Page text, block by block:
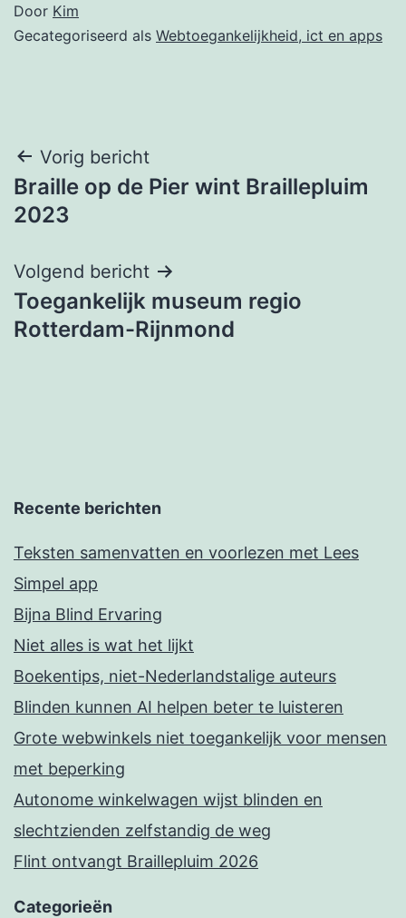
Door Kim
Gecategoriseerd als Webtoegankelijkheid, ict en apps
Bericht
navigatie
Vorig bericht
Braille op de Pier wint Braillepluim
2023
Volgend bericht
Toegankelijk museum regio
Rotterdam-Rijnmond
Recente berichten
Teksten samenvatten en voorlezen met Lees
Simpel app
Bijna Blind Ervaring
Niet alles is wat het lijkt
Boekentips, niet-Nederlandstalige auteurs
Blinden kunnen AI helpen beter te luisteren
Grote webwinkels niet toegankelijk voor mensen
met beperking
Autonome winkelwagen wijst blinden en
slechtzienden zelfstandig de weg
Flint ontvangt Braillepluim 2026
Categorieën